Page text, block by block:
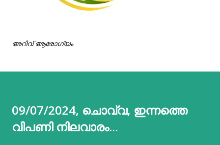
അറിവ് ആരോഗ്യം
09/07/2024, ചൊവ്വ, ഇന്നത്തെ
വിപണി നിലവാരം...